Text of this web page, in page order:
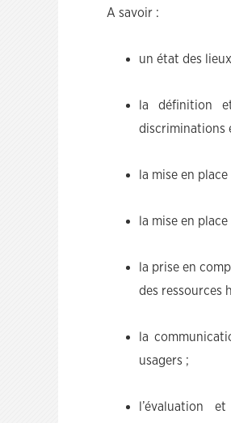
A savoir :
un état des
la définition
discriminations
la mise en
la mise en
la prise en
des ressources
la
usagers ;
l’évaluation